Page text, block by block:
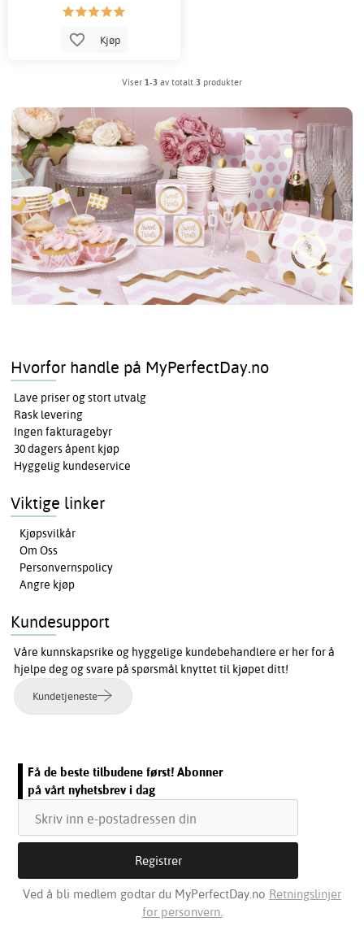
Kjøp
Viser 1-3 av totalt 3 produkter
Hvorfor handle på MyPerfectDay.no
Lave priser og stort utvalg
Rask levering
Ingen fakturagebyr
30 dagers åpent kjøp
Hyggelig kundeservice
Viktige linker
Kjøpsvilkår
Om Oss
Personvernspolicy
Angre kjøp
Kundesupport
Våre kunnskapsrike og hyggelige kundebehandlere er her for å
hjelpe deg og svare på spørsmål knyttet til kjøpet ditt!
Kundetjeneste
Få de beste tilbudene først! Abonner
på vårt nyhetsbrev i dag
Ved å bli medlem godtar du MyPerfectDay.no Retningslinjer
for personvern.